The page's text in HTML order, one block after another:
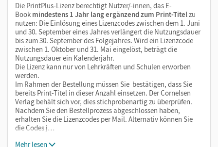
Die PrintPlus-Lizenz berechtigt Nutzer/-innen, das E-
Book mindestens 1 Jahr lang ergänzend zum Print-Titelzu
nutzen: Die Einlösung eines Lizenzcodes zwischen dem 1. Juni
und 30. September eines Jahres verlängert die Nutzungsdauer
bis zum 30. September des Folgejahres. Wird ein Lizenzcode
zwischen 1. Oktober und 31. Mai eingelöst, beträgt die
Nutzungsdauer ein Kalenderjahr.
Die Lizenz kann nur von Lehrkräften und Schulen erworben
werden.
Im Rahmen der Bestellung müssen Sie bestätigen, dass Sie
bereits Print-Titel in dieser Anzahl einsetzen. Der Cornelsen
Verlag behält sich vor, dies stichprobenartig zu überprüfen.
Nachdem Sie den Bestellprozess abgeschlossen haben,
erhalten Sie die Lizenzcodes per Mail. Alternativ können Sie
die Codes j…
Mehr lesen